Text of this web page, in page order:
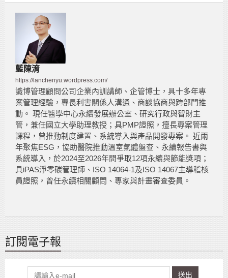
藍陳淯
https://lanchenyu.wordpress.com/
識博管理顧問公司企業內訓講師、企管博士，具十多年專
案管理經驗，專長利害關係人溝通、商談協商與跨部門推
動。 現任醫學中心永續發展辦公室、研究行政與智財主
管，兼任國立大學助理教授；具PMP證照，擅長專案管理
課程，曾推動制度建置、系統導入與產品開發專案。 近兩
年聚焦ESG，協助醫院推動溫室氣體盤查、永續報告書與
系統導入，於2024至2026年間爭取12項永續與節能獎項；
具iPAS淨零碳管理師、ISO 14064-1及ISO 14067主導稽核
員證照，曾任永續相關顧問、專家與計畫審查委員。
訂閱電子報
送出